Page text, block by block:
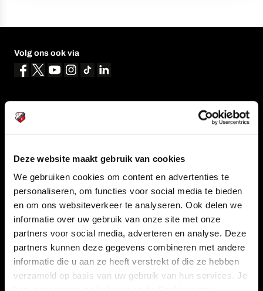
Deze website maakt gebruik van cookies
We gebruiken cookies om content en advertenties te
personaliseren, om functies voor social media te bieden
en om ons websiteverkeer te analyseren. Ook delen we
informatie over uw gebruik van onze site met onze
partners voor social media, adverteren en analyse. Deze
partners kunnen deze gegevens combineren met andere
informatie die u aan ze heeft verstrekt of die ze hebben
verzameld op basis van uw gebruik van hun services. Je
Volg ons ook via
Navigeer naar
STADION
SUPPORTERS
BUSINESS
Informatie